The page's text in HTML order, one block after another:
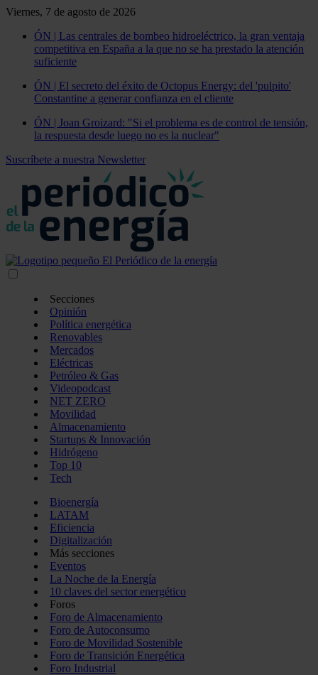
Viernes, 7 de agosto de 2026
ÓN | Las centrales de bombeo hidroeléctrico, la gran ventaja
competitiva en España a la que no se ha prestado la atención
suficiente
ÓN | El secreto del éxito de Octopus Energy: del 'pulpito'
Constantine a generar confianza en el cliente
ÓN | Joan Groizard: "Si el problema es de control de tensión,
la respuesta desde luego no es la nuclear"
Suscríbete a nuestra Newsletter
Secciones
Opinión
Política energética
Renovables
Mercados
Eléctricas
Petróleo & Gas
Videopodcast
NET ZERO
Movilidad
Almacenamiento
Startups & Innovación
Hidrógeno
Top 10
Tech
Bioenergía
LATAM
Eficiencia
Digitalización
Más secciones
Eventos
La Noche de la Energía
10 claves del sector energético
Foros
Foro de Almacenamiento
Foro de Autoconsumo
Foro de Movilidad Sostenible
Foro de Transición Energética
Foro Industrial